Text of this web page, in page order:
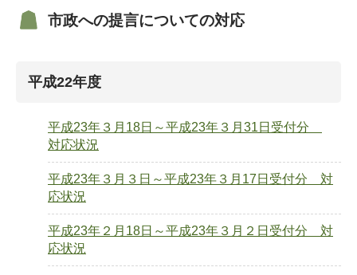
市政への提言についての対応
平成22年度
平成23年３月18日～平成23年３月31日受付分
対応状況
平成23年３月３日～平成23年３月17日受付分 対
応状況
平成23年２月18日～平成23年３月２日受付分 対
応状況